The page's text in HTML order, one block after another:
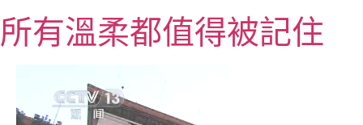
至
主所有溫柔都值得被記住